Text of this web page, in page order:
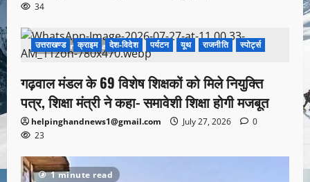
34
1 minute read
उत्तराखण्ड क्राइम देश-विदेश पर्यटन यूथ राजनीति स्पोर्ट्स
गढ़वाल मंडल के 69 विशेष शिक्षकों को मिले नियुक्ति
पत्र, शिक्षा मंत्री ने कहा- समावेशी शिक्षा होगी मजबूत
helpinghandnews1@gmail.com July 27, 2026
0
23
1 minute read